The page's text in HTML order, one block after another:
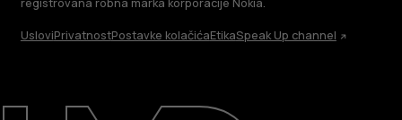
registrovana robna marka korporacije Nokia.
UsloviPrivatnostPostavke kolačićaEtikaSpeak Up channel